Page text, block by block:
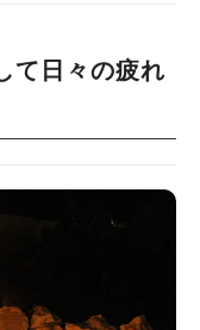
て日々の疲れ